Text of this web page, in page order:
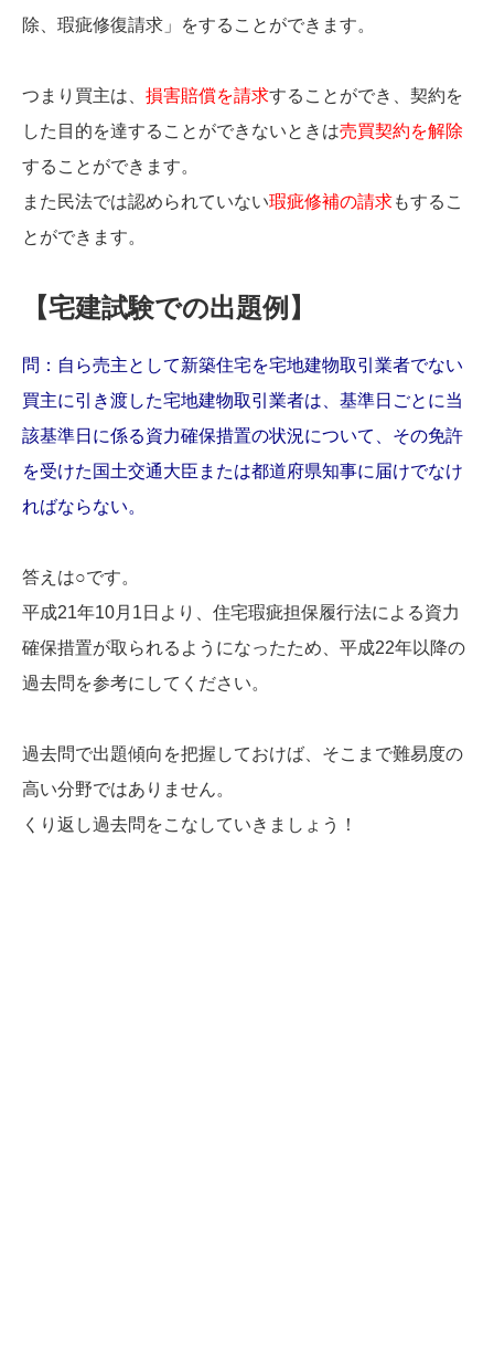
除、瑕疵修復請求」をすることができます。
つまり買主は、 損害賠償を請求することができ、契約を
した目的を達することができないときは売買契約を解除
することができます。
また民法では認められていない瑕疵修補の請求もするこ
とができます。
【宅建試験での出題例】
問：自ら売主として新築住宅を宅地建物取引業者でない
買主に引き渡した宅地建物取引業者は、基準日ごとに当
該基準日に係る資力確保措置の状況について、その免許
を受けた国土交通大臣または都道府県知事に届けでなけ
ればならない。
答えは○です。
平成21年10月1日より、住宅瑕疵担保履行法による資力
確保措置が取られるようになったため、平成22年以降の
過去問を参考にしてください。
過去問で出題傾向を把握しておけば、そこまで難易度の
高い分野ではありません。
くり返し過去問をこなしていきましょう！